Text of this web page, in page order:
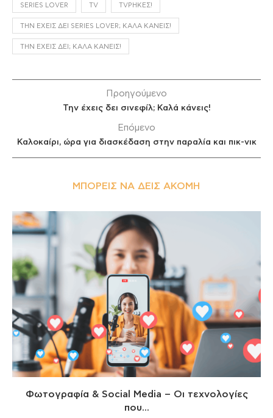
SERIES LOVER TV TVΡΉΚΕΣ!
ΤΗΝ ΈΧΕΙΣ ΔΕΙ SERIES LOVER; ΚΑΛΆ ΚΆΝΕΙΣ!
ΤΗΝ ΈΧΕΙΣ ΔΕΙ; ΚΑΛΆ ΚΆΝΕΙΣ!
Προηγούμενο
Την έχεις δει σινεφίλ; Καλά κάνεις!
Επόμενο
Καλοκαίρι, ώρα για διασκέδαση στην παραλία και πικ-νικ
ΜΠΟΡΕΊΣ ΝΑ ΔΕΙΣ ΑΚΌΜΗ
Φωτογραφία & Social Media – Οι τεχνολογίες
που...